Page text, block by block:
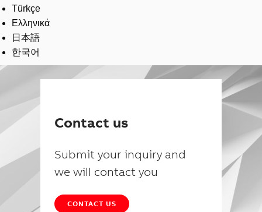
Türkçe
Ελληνικά
日本語
한국어
Contact us
Submit your inquiry and
we will contact you
CONTACT US